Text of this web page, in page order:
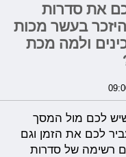
את סדרות
בעשר מכות
ולמה מכת
שיש לכם מול המסך
לכם את הזמן וגם
רשימה של סדרות